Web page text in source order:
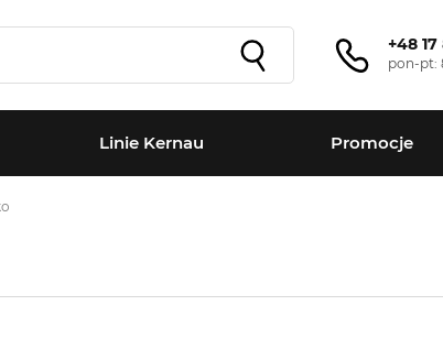
+48
pon-pt:
Linie Kernau Promocje